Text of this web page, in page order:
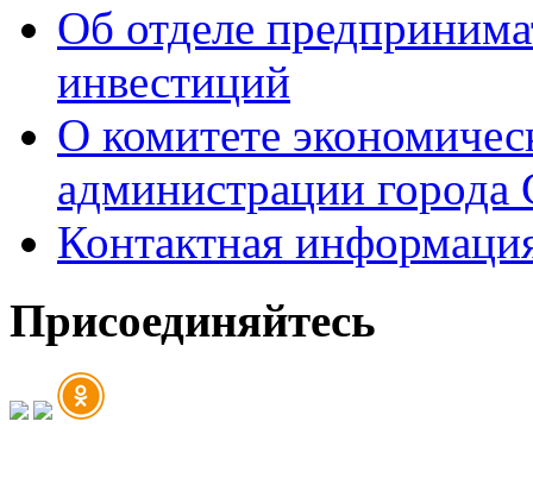
Об отделе
инвестиций
О комитете
администрации города
Контактная
Присоединяйтесь